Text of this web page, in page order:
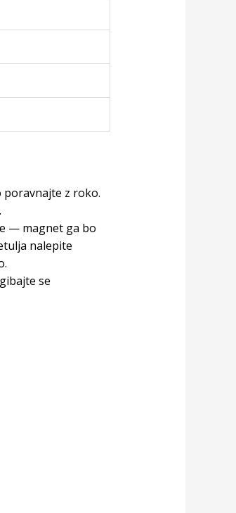
z roko.
— magnet ga bo
nalepite
se